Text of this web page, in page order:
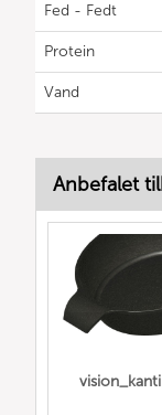
Fed - Fedt
Protein
Vand
Anbefalet